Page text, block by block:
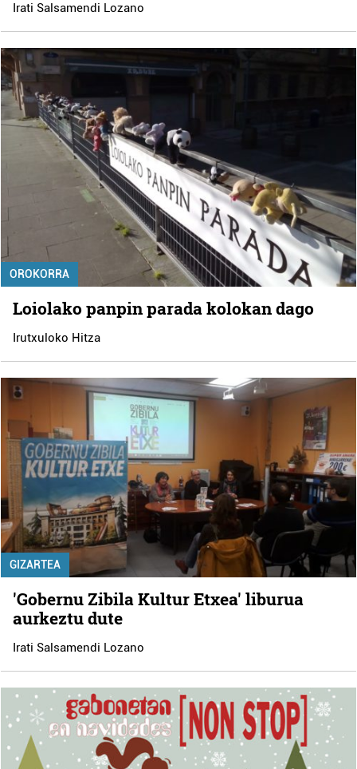
Irati Salsamendi Lozano
OROKORRA
Loiolako panpin parada kolokan dago
Irutxuloko Hitza
GIZARTEA
'Gobernu Zibila Kultur Etxea' liburua
aurkeztu dute
Irati Salsamendi Lozano